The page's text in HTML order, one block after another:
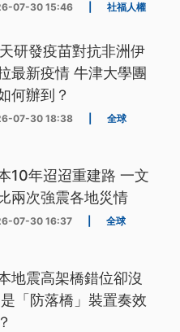
07-30 15:46 社福人權
研發疫苗對抗非洲伊
最新疫情 牛津大學團
何辦到？
07-30 18:38 全球
10年迢迢重建路 一文
兩次強震各地災情
07-30 16:37 全球
地震高架橋錯位卻沒
「防落橋」裝置奏效